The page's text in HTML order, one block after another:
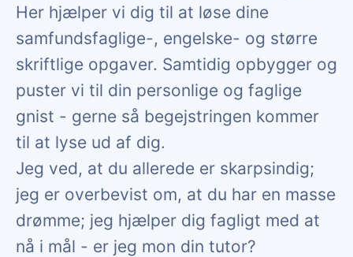
Her hjælper vi dig til at løse dine
samfundsfaglige-, engelske- og større
skriftlige opgaver. Samtidig opbygger og
puster vi til din personlige og faglige
gnist - gerne så begejstringen kommer
til at lyse ud af dig.
Jeg ved, at du allerede er skarpsindig;
jeg er overbevist om, at du har en masse
drømme; jeg hjælper dig fagligt med at
nå i mål - er jeg mon din tutor?